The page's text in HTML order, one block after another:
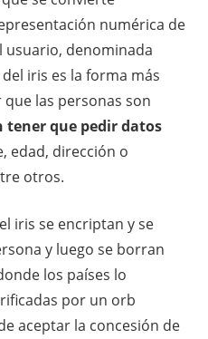
numérica de
usuario, denominada
iris es la forma más
las personas son
tener que pedir datos
edad, dirección o
otros.
iris se encriptan y se
y luego se borran
los países lo
por un orb
aceptar la concesión de